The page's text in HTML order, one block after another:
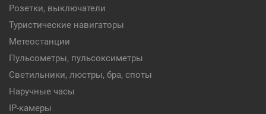
Розетки, выключатели
Туристические навигаторы
Метеостанции
Пульсометры, пульсоксиметры
Светильники, люстры, бра, споты
Наручные часы
IP-камеры